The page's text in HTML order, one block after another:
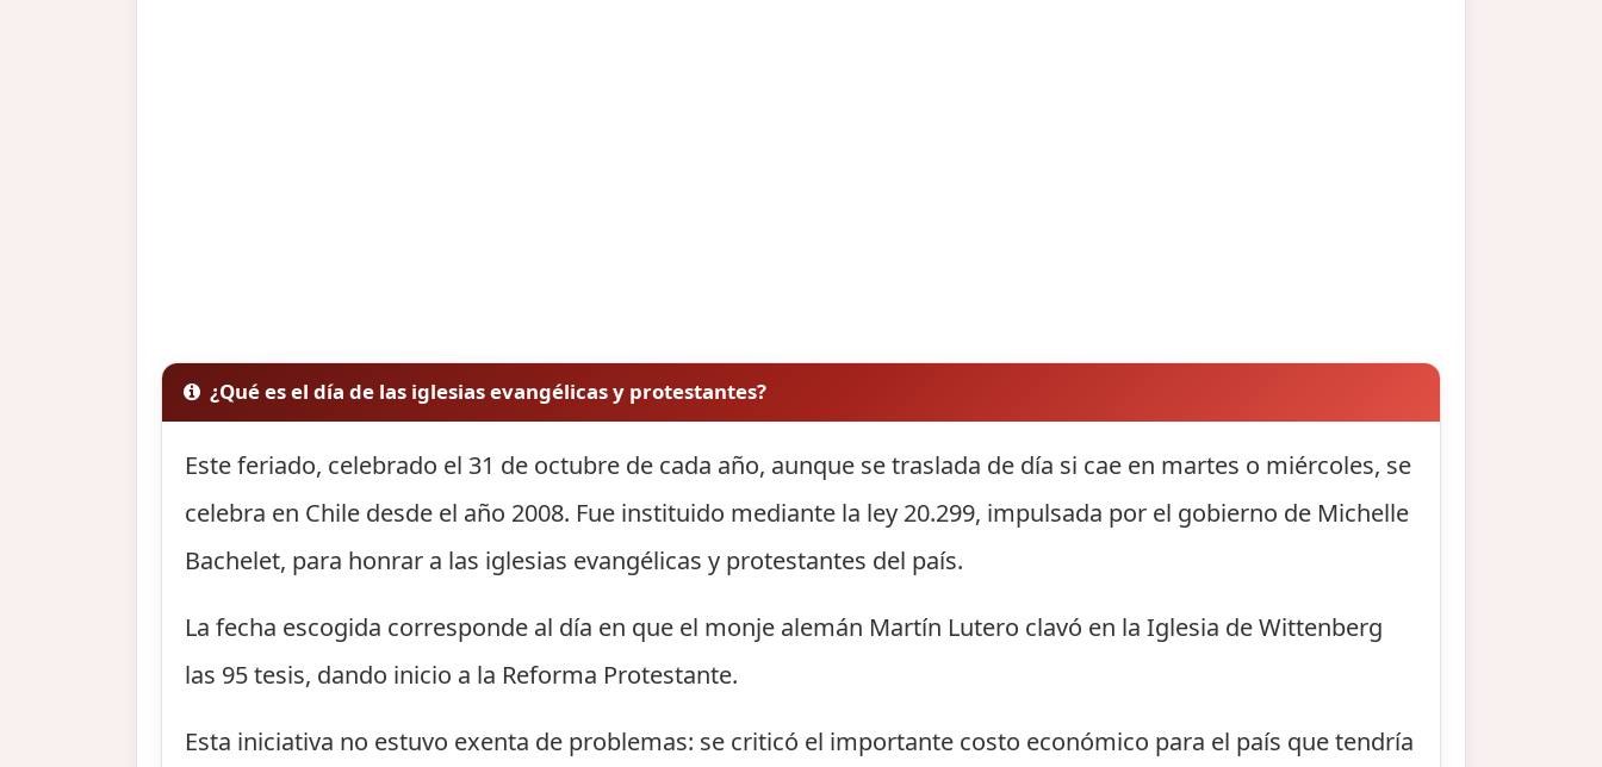
¿Qué es el día de las iglesias evangélicas y protestantes?
Este feriado, celebrado el 31 de octubre de cada año, aunque se traslada de día si cae en martes o miércoles, se
celebra en Chile desde el año 2008. Fue instituido mediante la ley 20.299, impulsada por el gobierno de Michelle
Bachelet, para honrar a las iglesias evangélicas y protestantes del país.
La fecha escogida corresponde al día en que el monje alemán Martín Lutero clavó en la Iglesia de Wittenberg
las 95 tesis, dando inicio a la Reforma Protestante.
Esta iniciativa no estuvo exenta de problemas: se criticó el importante costo económico para el país que tendría